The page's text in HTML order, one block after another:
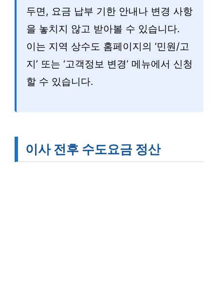
두면, 요금 납부 기한 안내나 변경 사항
을 놓치지 않고 받아볼 수 있습니다.
이는 지역 상수도 홈페이지의 ‘민원/고
지’ 또는 ‘고객정보 변경’ 메뉴에서 신청
할 수 있습니다.
이사 전후 수도요금 정산